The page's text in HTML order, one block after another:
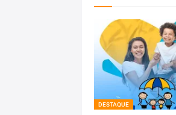
DESTAQUE